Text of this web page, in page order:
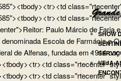
Paulo Márcio de
Escola de Farmácia
de Alfenas, fundada em 1914
class="rtecenter"
class="rtecenter"
SHOW
VEJA